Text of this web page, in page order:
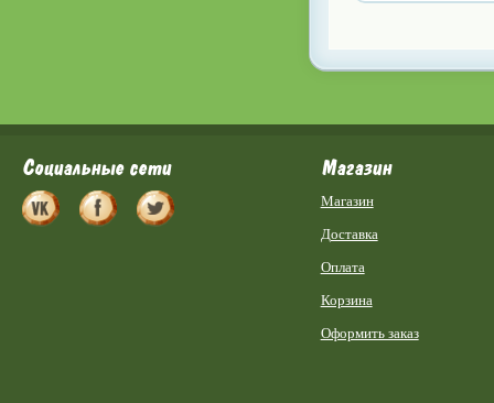
Социальные сети Магазин
Магазин
Доставка
Оплата
Корзина
Оформить заказ